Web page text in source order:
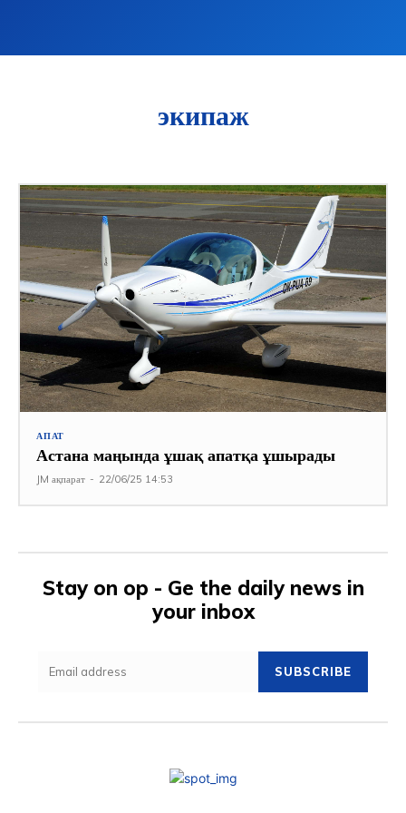
экипаж
АПАТ
Астана маңында ұшақ апатқа ұшырады
JM ақпарат - 22/06/25 14:53
Stay on op - Ge the daily news in
your inbox
SUBSCRIBE